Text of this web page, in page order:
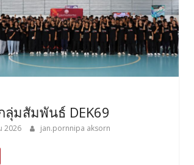
ลุ่มสัมพันธ์ DEK69
2026 jan.pornnipa aksorn